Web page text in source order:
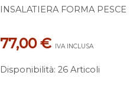
INSALATIERA FORMA PESCE
77,00 € IVA INCLUSA
Disponibilità: 26 Articoli